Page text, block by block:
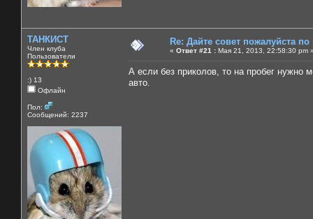
ТАНКИСТ
Член клуба
Пользователи
:) 13
Офлайн
Пол:
Сообщений: 2237
Re: Дайте совет пожалуйста
« Ответ #21 : Мая 21, 2013, 22:58:30 pm
А если без приколов, то на пробег нужно
авто.